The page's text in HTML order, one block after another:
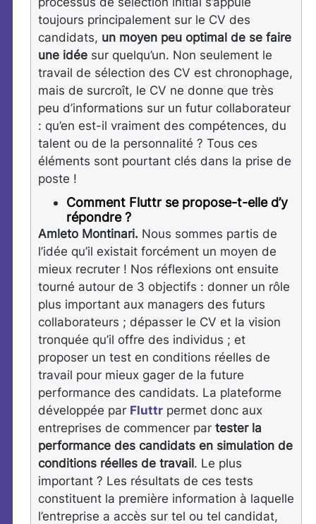
toujours principalement sur le CV des
candidats, un moyen peu optimal de se faire
une idée sur quelqu’un. Non seulement le
travail de sélection des CV est chronophage,
mais de surcroît, le CV ne donne que très
peu d’informations sur un futur collaborateur
: qu’en est-il vraiment des compétences, du
talent ou de la personnalité ? Tous ces
éléments sont pourtant clés dans la prise de
poste !
Comment Fluttr se propose-t-elle d’y
répondre ?
Amleto Montinari. Nous sommes partis de
l’idée qu’il existait forcément un moyen de
mieux recruter ! Nos réflexions ont ensuite
tourné autour de 3 objectifs : donner un rôle
plus important aux managers des futurs
collaborateurs ; dépasser le CV et la vision
tronquée qu’il offre des individus ; et
proposer un test en conditions réelles de
travail pour mieux gager de la future
performance des candidats. La plateforme
développée par Fluttr permet donc aux
entreprises de commencer par tester la
performance des candidats en simulation de
conditions réelles de travail. Le plus
important ? Les résultats de ces tests
constituent la première information à laquelle
l’entreprise a accès sur tel ou tel candidat,